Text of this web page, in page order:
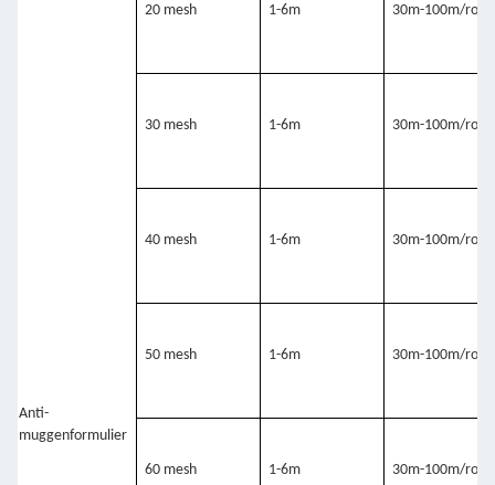
Anti-
muggenformulier
20 mesh 1-6m 30m-100m/rol
30 mesh 1-6m 30m-100m/rol
40 mesh 1-6m 30m-100m/rol
50 mesh 1-6m 30m-100m/rol
60 mesh 1-6m 30m-100m/rol